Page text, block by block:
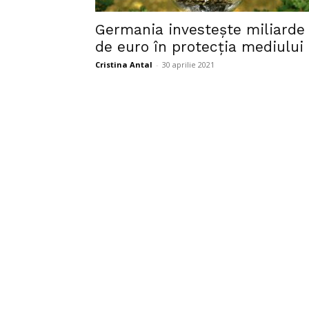
Germania investește miliarde
de euro în protecția mediului
Cristina Antal - 30 aprilie 2021